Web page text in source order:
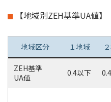
【地域別ZEH基準UA値】
地域区分 １地域
ZEH基準
UA値
0.4以下